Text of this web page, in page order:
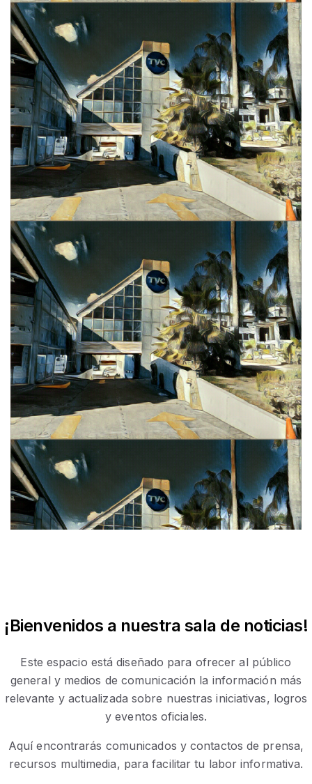
¡Bienvenidos a nuestra sala de noticias!
Este espacio está diseñado para ofrecer al público
general y medios de comunicación la información más
relevante y actualizada sobre nuestras iniciativas, logros
y eventos oficiales.
Aquí encontrarás comunicados y contactos de prensa,
recursos multimedia, para facilitar tu labor informativa.